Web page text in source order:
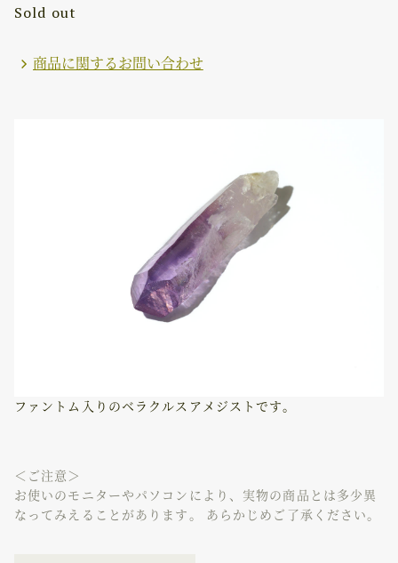
Sold out
ファントム入りのベラクルスアメジストです。
＜ご注意＞
お使いのモニターやパソコンにより、実物の商品とは多少異
なってみえることがあります。 あらかじめご了承ください。